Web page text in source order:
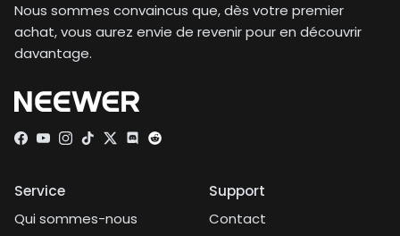
Nous sommes convaincus que, dès votre premier
achat, vous aurez envie de revenir pour en découvrir
davantage.
Facebook
YouTube
Instagram
TikTokTwitter
Discord
Service
Qui sommes-nous
Support
Contact